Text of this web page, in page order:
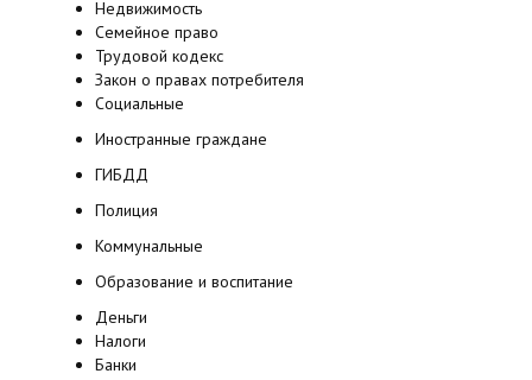
Недвижимость
Семейное право
Трудовой кодекс
Закон о правах потребителя
Социальные
Иностранные граждане
ГИБДД
Полиция
Коммунальные
Образование и воспитание
Деньги
Налоги
Банки